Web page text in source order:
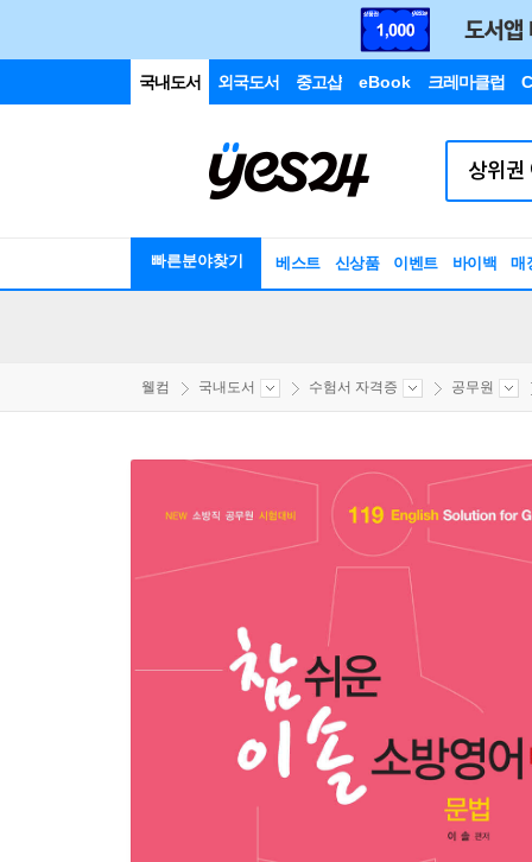
국내도서 외국도서 중고샵 eBook 크레마클럽
빠른분야찾기 베스트 신상품 이벤트 바이백 매
웰컴 국내도서 수험서 자격증 공무원